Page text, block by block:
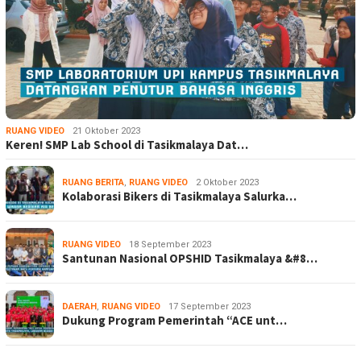
RUANG VIDEO 21 Oktober 2023
Keren! SMP Lab School di Tasikmalaya Dat…
RUANG BERITA, RUANG VIDEO 2 Oktober 2023
Kolaborasi Bikers di Tasikmalaya Salurka…
RUANG VIDEO 18 September 2023
Santunan Nasional OPSHID Tasikmalaya &#8…
DAERAH, RUANG VIDEO 17 September 2023
Dukung Program Pemerintah “ACE unt…